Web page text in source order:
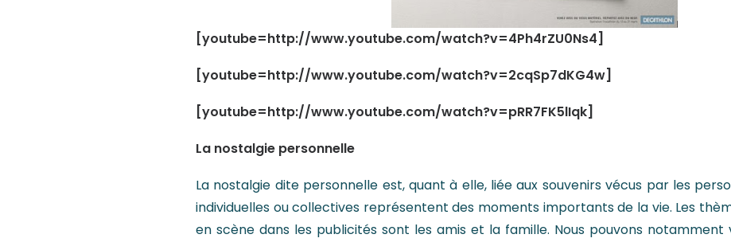
[youtube=http://www.youtube.com/watch?v=4Ph4rZU0Ns4]
[youtube=http://www.youtube.com/watch?v=2cqSp7dKG4w]
[youtube=http://www.youtube.com/watch?v=pRR7FK5lIqk]
La nostalgie personnelle
La nostalgie dite personnelle est, quant à elle, liée aux souvenirs vécus par les
individuelles ou collectives représentent des moments importants de la vie. Les
en scène dans les publicités sont les amis et la famille. Nous pouvons notamment